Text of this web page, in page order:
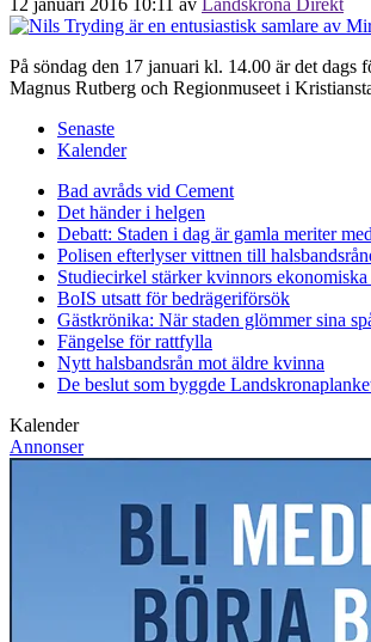
På söndag den 17 januari kl. 14.00 är det
Magnus Rutberg och Regionmuseet i
Senaste
Kalender
Bad avråds vid Cement
Det händer i helgen
Debatt: Staden i dag är gamla meriter
Polisen efterlyser vittnen till
Studiecirkel stärker kvinnors
BoIS utsatt för bedrägeriförsök
Gästkrönika: När staden glömmer sina
Fängelse för rattfylla
Nytt halsbandsrån mot äldre kvinna
De beslut som byggde Landskrona
Kalender
Annonser